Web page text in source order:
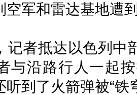
空军和雷达基地遭
者抵达以色列中
与沿路行人一起
听到了火箭弹被“铁